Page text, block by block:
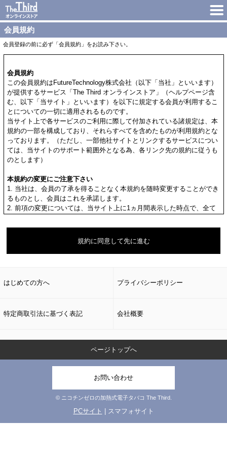
会員規約
会員登録の前に必ず「会員規約」をお読み下さい。
会員規約
この会員規約はFutureTechnology株式会社（以下「当社」といいます）
が提供するサービス「The Third オンラインストア」（ヘルプページ含
む、以下「当サイト」といいます）を以下に規定する会員が利用するこ
とについての一切に適用されるものです。
当サイト上で各サービスのご利用に際して付加されている諸規定は、本
規約の一部を構成しており、それらすべてを含めたものが利用規約とな
っております。（ただし、一部他社サイトとリンクするサービスについ
ては、当サイトのサポート範囲外となる為、各リンク先の規約に従うも
のとします）
本規約の変更にご注意下さい
1. 当社は、会員の了承を得ることなく本規約を随時変更することができ
るものとし、会員はこれを承諾します。
2. 前項の変更については、当サイト上に1ヵ月間表示した時点で、全て
会員のみなさまへの通知
1. 本規約の変更のケース以外に当社が必要と判断した場合、当社は、会
員に対し随時必要な事項を通知します。
なお会員登録は無料です。
会員のみなさまから提供された個人情報
当サイトを利用するにあたって、会員の住所、電話番号、購入履歴など
情報を適切かつ確実に管理するものとし、法令などにより開示が求めら
れる場合を除き、開示しないものとします。
※チャートなど一個人が特定できない範囲で集計する場合があります。
規約に同意して先に進む
はじめての方へ プライバシーポリシー
特定商取引法に基づく表記 会社概要
ページトップへ
お問い合わせ
© ニコチンゼロの加熱式電子タバコ The Third.
PCサイト | スマフォサイト